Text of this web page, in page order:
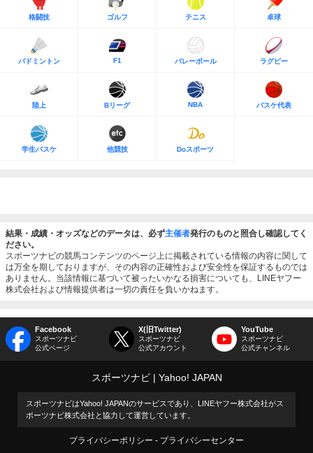
格闘技 ゴルフ テニス 卓球
バドミントン F1 バレーボール ラグビー
陸上 Bリーグ NBA バスケ代表
学生バスケ 他競技 Doスポーツ
結果・成績・オッズなどのデータは、必ず主催者発行のものと照合し確認してく
ださい。
スポーツナビの競馬コンテンツのページ上に掲載されている情報の内容に関して
は万全を期しておりますが、その内容の正確性および安全性を保証するものでは
ありません。当該情報に基づいて被ったいかなる損害についても、LINEヤフー
株式会社および情報提供者は一切の責任を負いかねます。
Facebook
スポーツナビ
公式ページ
X(旧Twitter)
スポーツナビ
公式アカウント
YouTube
スポーツナビ
公式チャンネル
スポーツナビ Yahoo! JAPAN
スポーツナビはYahoo! JAPANのサービスであり、LINEヤフー株式会社がス
ポーツナビ株式会社と協力して運営しています。
プライバシーポリシー プライバシーセンター